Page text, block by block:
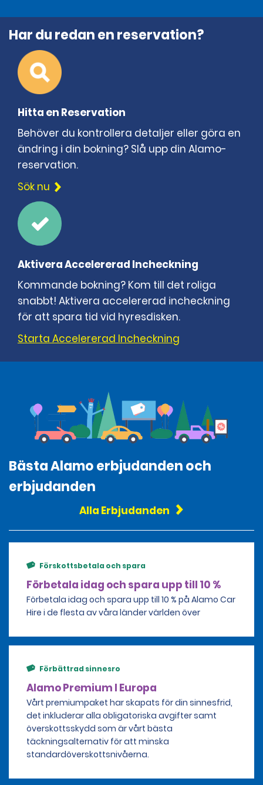
Har du redan en reservation?
Hitta en Reservation
Behöver du kontrollera detaljer eller göra en
ändring i din bokning? Slå upp din Alamo-
reservation.
Sök nu
Aktivera Accelererad Incheckning
Kommande bokning? Kom till det roliga
snabbt! Aktivera accelererad incheckning
för att spara tid vid hyresdisken.
Starta Accelererad Incheckning
Bästa Alamo erbjudanden och
erbjudanden
Alla Erbjudanden
Förskottsbetala och spara
Förbetala idag och spara upp till 10 %
Förbetala idag och spara upp till 10 % på Alamo Car
Hire i de flesta av våra länder världen över
Förbättrad sinnesro
Alamo Premium I Europa
Vårt premiumpaket har skapats för din sinnesfrid,
det inkluderar alla obligatoriska avgifter samt
överskottsskydd som är vårt bästa
täckningsalternativ för att minska
standardöverskottsnivåerna.